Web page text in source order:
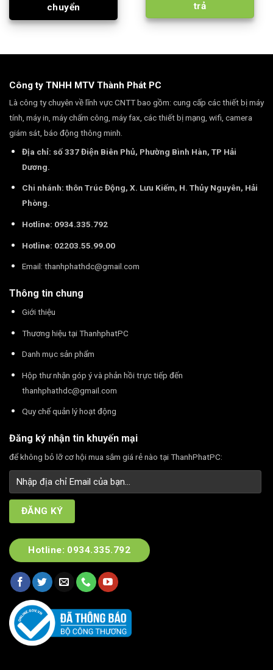
chuyển
trả
Công ty TNHH MTV Thành Phát PC
Là công ty chuyên về lĩnh vực CNTT bao gồm: cung cấp các thiết bị máy
tính, máy in, máy chấm công, máy fax, các thiết bị mạng, wifi, camera
giám sát, báo động thông minh.
Địa chỉ: số 337 Điện Biên Phủ, Phường Bình Hàn, TP Hải
Dương.
Chi nhánh: thôn Trúc Động, X. Lưu Kiếm, H. Thủy Nguyên, Hải
Phòng.
Hotline: 0934.335.792
Hotline: 02203.55.99.00
Email: thanhphathdc@gmail.com
Thông tin chung
Giới thiệu
Thương hiệu tại ThanhphatPC
Danh mục sản phẩm
Hộp thư nhận góp ý và phản hồi trực tiếp đến
thanhphathdc@gmail.com
Quy chế quản lý hoạt động
Đăng ký nhận tin khuyến mại
để không bỏ lỡ cơ hội mua sắm giá rẻ nào tại ThanhPhatPC:
Hotline: 0934.335.792